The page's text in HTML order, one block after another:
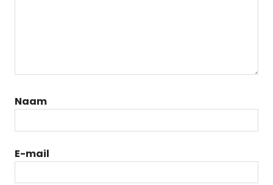
Naam
E-mail